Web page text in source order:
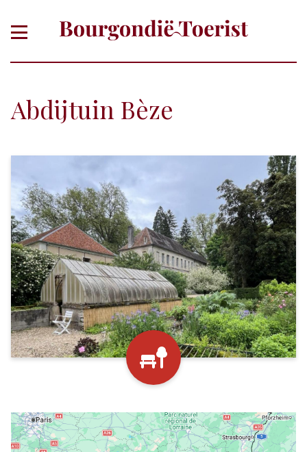
Abdijtuin Bèze